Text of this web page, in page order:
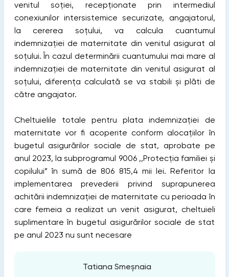
venitul soției, recepționate prin intermediul
conexiunilor intersistemice securizate, angajatorul,
la cererea soțului, va calcula cuantumul
indemnizației de maternitate din venitul asigurat al
soțului. În cazul determinării cuantumului mai mare al
indemnizației de maternitate din venitul asigurat al
soțului, diferența calculată se va stabili și plăti de
către angajator.
Cheltuielile totale pentru plata indemnizației de
maternitate vor fi acoperite conform alocațiilor în
bugetul asigurărilor sociale de stat, aprobate pe
anul 2023, la subprogramul 9006 ,,Protecția familiei și
copilului” în sumă de 806 815,4 mii lei. Referitor la
implementarea prevederii privind suprapunerea
achitării indemnizației de maternitate cu perioada în
care femeia a realizat un venit asigurat, cheltuieli
suplimentare în bugetul asigurărilor sociale de stat
pe anul 2023 nu sunt necesare
Tatiana Smeșnaia